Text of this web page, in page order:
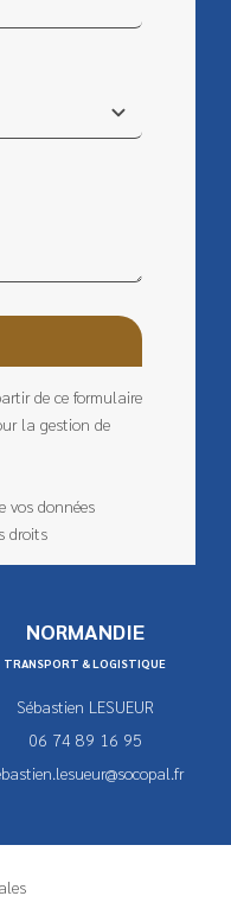
NORMANDIE
TRANSPORT & LOGISTIQUE
Sébastien LESUEUR
06 74 89 16 95
de ce formulaire
la gestion de
vos données
droits